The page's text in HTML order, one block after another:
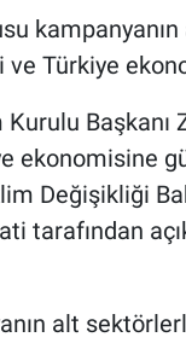
Türkiye
ekonomisine
Değişikliği
tarafından
alt